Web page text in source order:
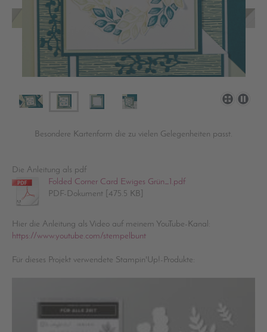
Besondere Kartenform die zu vielen Gelegenheiten passt.
Die Anleitung als pdf
Folded Corner Card Ewiges Grün_1.pdf
PDF-Dokument [475.5 KB]
Hier die Anleitung als Video auf meinem YouTube-Kanal:
https://www.youtube.com/stempelbunt
Für dieses Projekt verwendete Stampin'Up!-Produkte: